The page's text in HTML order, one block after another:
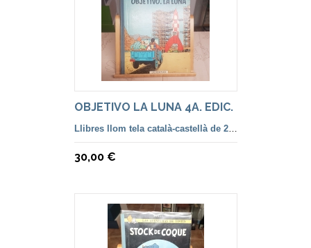
OBJETIVO LA LUNA 4A. EDIC.
Llibres llom tela català-castellà de 2ª a 5ª Edició
30,00 €